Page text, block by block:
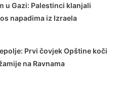
u Gazi: Palestinci klanjali
napadima iz Izraela
Prvi čovjek Opštine koči
na Ravnama